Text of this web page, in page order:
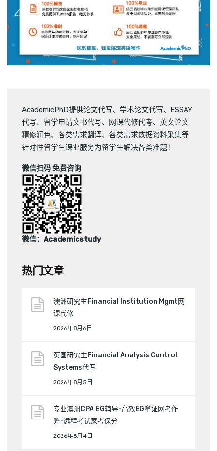
AcademicPhD提供论文代写、 学术论文代写、 ESSAY
代写、 留学申请文书代写、 网课代修代考、 英文论文
精修润色、 各类需求翻译、 各类需求数据资料采集等
针对性留学生课业服务为留学生解决各类难题！
微信扫码 免费咨询
微信：Academicstudy
热门文章
澳洲研究生Financial Institution Mgmt网
课代修
2026年8月6日
英国研究生Financial Analysis Control
Systems代写
2026年8月5日
专业澳洲CPA EG辅导-高效EG拿证网考作
弊-远程考试家考保分
2026年8月4日